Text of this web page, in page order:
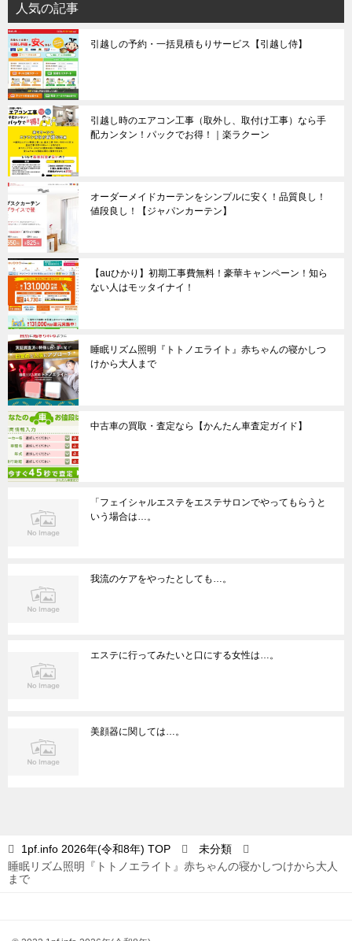
シ
ョ
ン
人気の記事
引越しの予約・一括見積もりサービス【引越し侍】
引越し時のエアコン工事（取外し、取付け工事）なら手
配カンタン！パックでお得！｜楽ラクーン
オーダーメイドカーテンをシンプルに安く！品質良し！
値段良し！【ジャパンカーテン】
【auひかり】初期工事費無料！豪華キャンペーン！知ら
ない人はモッタイナイ！
睡眠リズム照明『トトノエライト』赤ちゃんの寝かしつ
けから大人まで
中古車の買取・査定なら【かんたん車査定ガイド】
「フェイシャルエステをエステサロンでやってもらうと
いう場合は…。
我流のケアをやったとしても…。
エステに行ってみたいと口にする女性は…。
美顔器に関しては…。
1pf.info 2026年(令和8年) TOP
未分類
睡眠リズム照明『トトノエライト』赤ちゃんの寝かしつけから大人
まで